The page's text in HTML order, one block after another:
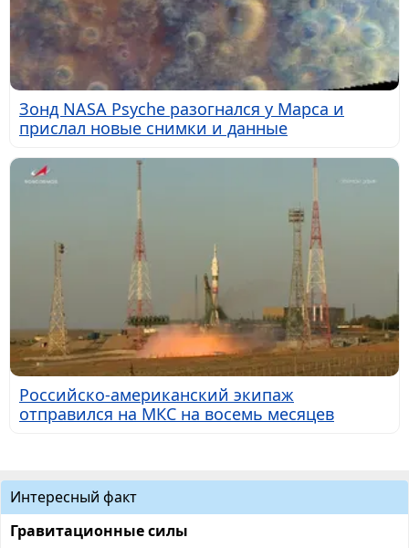
Зонд NASA Psyche разогнался у Марса и
прислал новые снимки и данные
Российско-американский экипаж
отправился на МКС на восемь месяцев
Интересный факт
Гравитационные силы